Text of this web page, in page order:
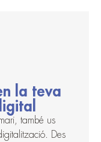
la teva
també us
Des